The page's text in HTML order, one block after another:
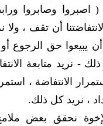
اصبروا وصابروا
أن تقف ، ولا
يبيعوا حق الرجوع أو
- نريد متابعة
الانتفاضة ،
، نريد كل ذلك.
نحقق بعض